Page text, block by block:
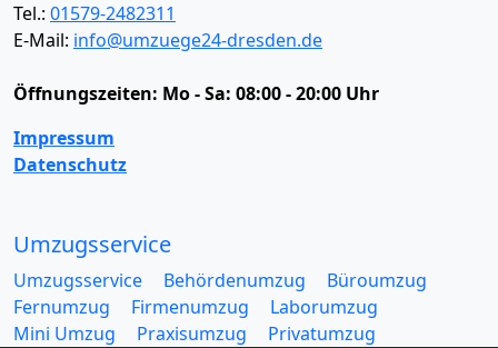
Tel.: 01579-2482311
E-Mail: info@umzuege24-dresden.de
Öffnungszeiten: Mo - Sa: 08:00 - 20:00 Uhr
Impressum
Datenschutz
Umzugsservice
Umzugsservice Behördenumzug
Büroumzug
Fernumzug
Firmenumzug
Laborumzug
Mini Umzug
Praxisumzug
Privatumzug